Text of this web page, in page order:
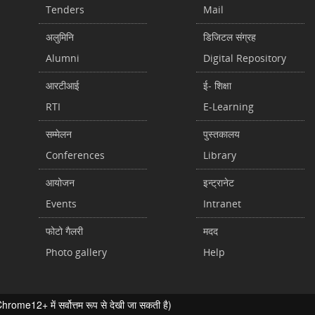
Tenders
अलुमिनि
Alumni
आरटीआई
RTI
सम्मेलन
Conferences
आयोजन
Events
फोटो गैलरी
Photo gallery
Mail
डिजिटल संग्रह
Digital Repository
ई- शिक्षा
E-Learning
पुस्तकालय
Library
इन्ट्रानेट
Intranet
मदद
Help
में सर्वोत्तम रूप से देखी जा सकती है)